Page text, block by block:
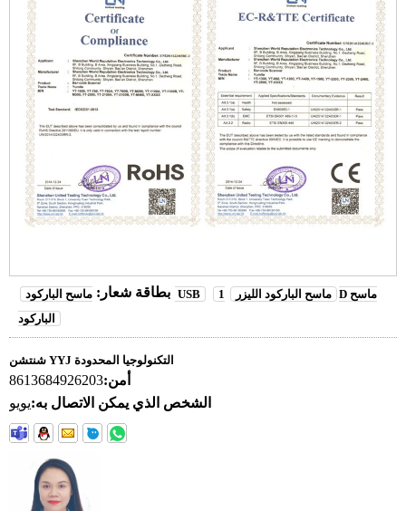
بطاقة شعار: ماسح الباركود USB ماسح الباركود الليزر
1D ماسح
الباركود
شنتشن YYJ التكنولوجيا المحدودة
أمن:8613684926203
الشخص الذي يمكن الاتصال به:يويو